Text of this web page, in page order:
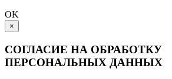
OK
×
СОГЛАСИЕ НА ОБРАБОТКУ
ПЕРСОНАЛЬНЫХ ДАННЫХ